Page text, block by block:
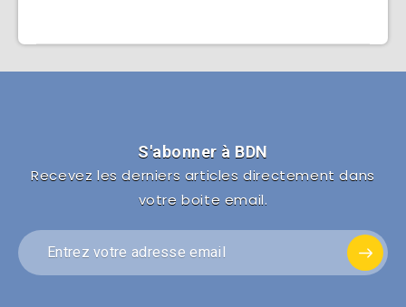
S'abonner à BDN
Recevez les derniers articles directement dans
votre boite email.